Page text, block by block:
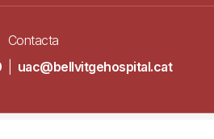
Contacta
uac@bellvitgehospital.cat